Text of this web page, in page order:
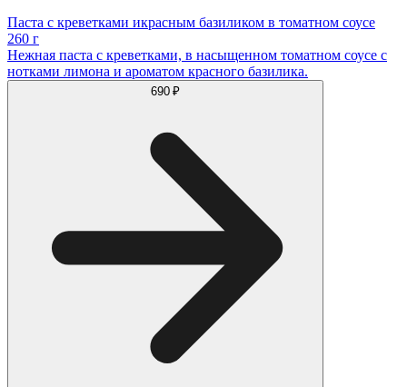
Паста с креветками икрасным базиликом в томатном соусе
260 г
Нежная паста с креветками, в насыщенном томатном соусе с
нотками лимона и ароматом красного базилика.
690 ₽